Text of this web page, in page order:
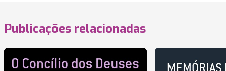
Publicações relacionadas